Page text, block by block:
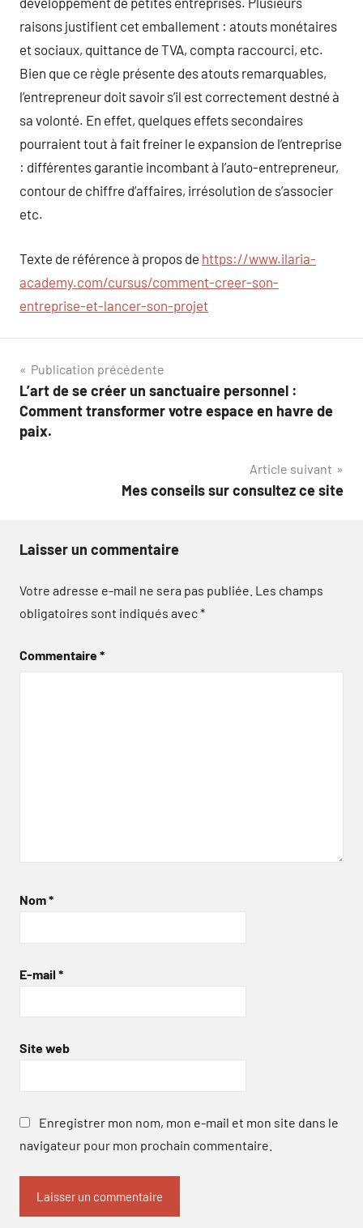
raisons justifient cet emballement : atouts monétaires
et sociaux, quittance de TVA, compta raccourci, etc.
Bien que ce règle présente des atouts remarquables,
l’entrepreneur doit savoir s’il est correctement destné à
sa volonté. En effet, quelques effets secondaires
pourraient tout à fait freiner le expansion de l’entreprise
: différentes garantie incombant à l’auto-entrepreneur,
contour de chiffre d’affaires, irrésolution de s’associer
etc.
Texte de référence à propos de https://www.ilaria-
academy.com/cursus/comment-creer-son-
entreprise-et-lancer-son-projet
Navigation
de
l’article
Publication précédente
L’art de se créer un sanctuaire personnel :
Comment transformer votre espace en havre de
paix.
Article suivant
Mes conseils sur consultez ce site
Laisser un commentaire
Votre adresse e-mail ne sera pas publiée. Les champs
obligatoires sont indiqués avec*
Commentaire*
Nom*
E-mail *
Site web
Enregistrer mon nom, mon e-mail et mon site dans le
navigateur pour mon prochain commentaire.